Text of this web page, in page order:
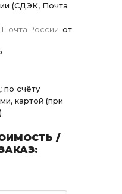
(СДЭК, Почта
России: от
по счёту
картой (при
/